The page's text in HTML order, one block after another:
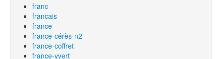
franc
francais
france
france-cérès-n2
france-coffret
france-yvert